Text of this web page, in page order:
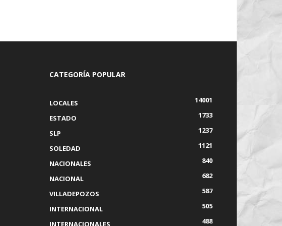
CATEGORÍA POPULAR
LOCALES
14001
ESTADO
1733
SLP
1237
SOLEDAD
1121
NACIONALES
840
NACIONAL
682
VILLADEPOZOS
587
INTERNACIONAL
505
INTERNACIONALES
488